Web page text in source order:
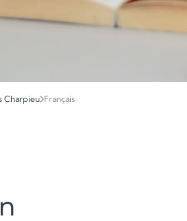
Charpieu Français